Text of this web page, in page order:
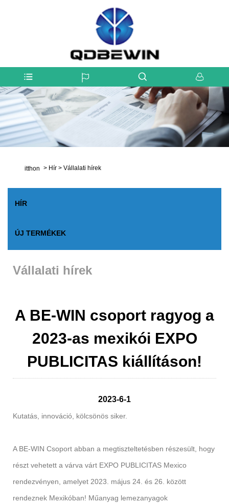
itthon > Hír > Vállalati hírek
HÍR
ÚJ TERMÉKEK
Vállalati hírek
A BE-WIN csoport ragyog a
2023-as mexikói EXPO
PUBLICITAS kiállításon!
2023-6-1
Kutatás, innováció, kölcsönös siker.
A BE-WIN Csoport abban a megtiszteltetésben részesült, hogy
részt vehetett a várva várt EXPO PUBLICITAS Mexico
rendezvényen, amelyet 2023. május 24. és 26. között
rendeznek Mexikóban! Műanyag lemezanyagok